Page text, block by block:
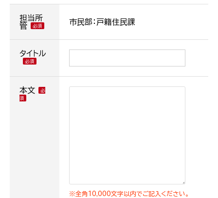
担当所
管
市民部：戸籍住民課
タイトル
本文
※全角10,000文字以内でご記入ください。